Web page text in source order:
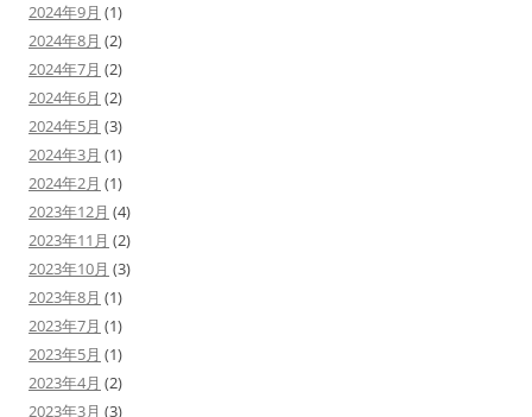
2024年9月 (1)
2024年8月 (2)
2024年7月 (2)
2024年6月 (2)
2024年5月 (3)
2024年3月 (1)
2024年2月 (1)
2023年12月 (4)
2023年11月 (2)
2023年10月 (3)
2023年8月 (1)
2023年7月 (1)
2023年5月 (1)
2023年4月 (2)
2023年3月 (3)